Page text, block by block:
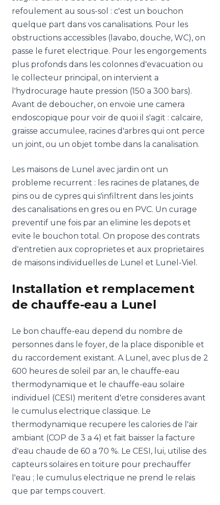
refoulement au sous-sol : c'est un bouchon
quelque part dans vos canalisations. Pour les
obstructions accessibles (lavabo, douche, WC), on
passe le furet electrique. Pour les engorgements
plus profonds dans les colonnes d'evacuation ou
le collecteur principal, on intervient a
l'hydrocurage haute pression (150 a 300 bars).
Avant de deboucher, on envoie une camera
endoscopique pour voir de quoi il s'agit : calcaire,
graisse accumulee, racines d'arbres qui ont perce
un joint, ou un objet tombe dans la canalisation.
Les maisons de Lunel avec jardin ont un
probleme recurrent : les racines de platanes, de
pins ou de cypres qui s'infiltrent dans les joints
des canalisations en gres ou en PVC. Un curage
preventif une fois par an elimine les depots et
evite le bouchon total. On propose des contrats
d'entretien aux coproprietes et aux proprietaires
de maisons individuelles de Lunel et Lunel-Viel.
Installation et remplacement
de chauffe-eau a Lunel
Le bon chauffe-eau depend du nombre de
personnes dans le foyer, de la place disponible et
du raccordement existant. A Lunel, avec plus de 2
600 heures de soleil par an, le chauffe-eau
thermodynamique et le chauffe-eau solaire
individuel (CESI) meritent d'etre consideres avant
le cumulus electrique classique. Le
thermodynamique recupere les calories de l'air
ambiant (COP de 3 a 4) et fait baisser la facture
d'eau chaude de 60 a 70 %. Le CESI, lui, utilise des
capteurs solaires en toiture pour prechauffer
l'eau ; le cumulus electrique ne prend le relais
que par temps couvert.